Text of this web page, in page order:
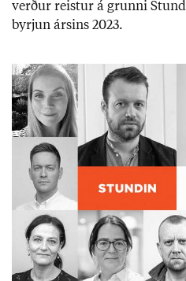
verð­ur reist­ur á grunni
byrj­un árs­ins 2023.